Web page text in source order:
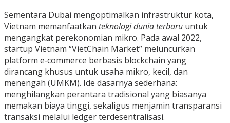
Sementara Dubai mengoptimalkan infrastruktur kota,
Vietnam memanfaatkan teknologi dunia terbaru untuk
mengangkat perekonomian mikro. Pada awal 2022,
startup Vietnam “VietChain Market” meluncurkan
platform e‑commerce berbasis blockchain yang
dirancang khusus untuk usaha mikro, kecil, dan
menengah (UMKM). Ide dasarnya sederhana:
menghilangkan perantara tradisional yang biasanya
memakan biaya tinggi, sekaligus menjamin transparansi
transaksi melalui ledger terdesentralisasi.